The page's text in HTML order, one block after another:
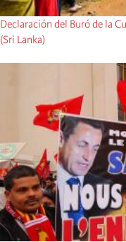
Declaración del Buró de la
(Sri Lanka)